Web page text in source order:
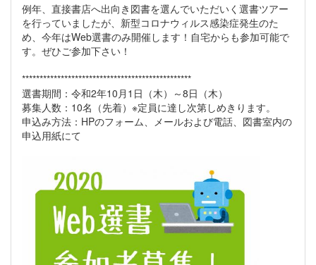
例年、直接書店へ出向き図書を選んでいただいく選書ツアー
を行っていましたが、新型コロナウィルス感染症発生のた
め、今年はWeb選書のみ開催します！自宅からも参加可能で
す。ぜひご参加下さい！
************************************************
選書期間：令和2年10月1日（木）～8日（木）
募集人数：10名（先着）※定員に達し次第しめきります。
申込み方法：HPのフォーム、メールおよび電話、図書室内の
申込用紙にて